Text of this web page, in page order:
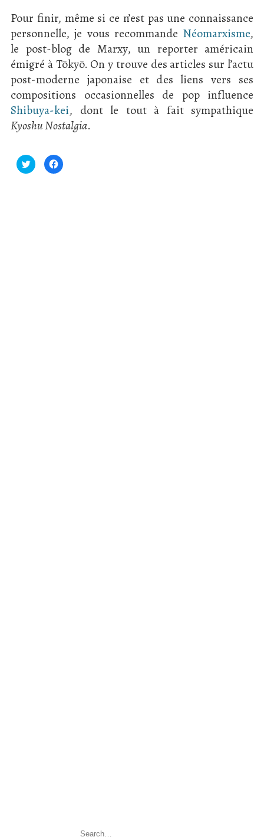
Pour finir, même si ce n’est pas une connaissance
personnelle, je vous recommande Néomarxisme,
le post-blog de Marxy, un reporter américain
émigré à Tōkyō. On y trouve des articles sur l’actu
post-moderne japonaise et des liens vers ses
compositions occasionnelles de pop influence
Shibuya-kei, dont le tout à fait sympathique
Kyoshu Nostalgia.
Click
to
share
Click
to